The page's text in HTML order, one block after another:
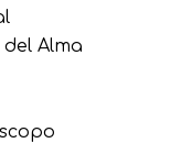
Alma